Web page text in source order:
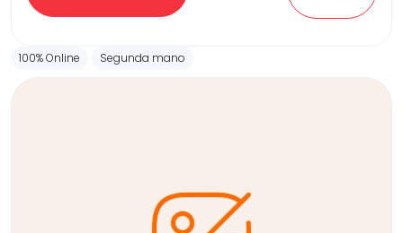
100% Online Segunda mano